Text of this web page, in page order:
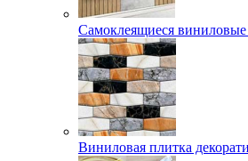
Самоклеящиеся
Виниловая плитка